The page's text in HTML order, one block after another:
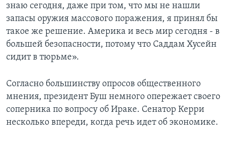
знаю сегодня, даже при том, что мы не нашли
запасы оружия массового поражения, я принял бы
такое же решение. Америка и весь мир сегодня - в
большей безопасности, потому что Саддам Хусейн
сидит в тюрьме».
Согласно большинству опросов общественного
мнения, президент Буш немного опережает своего
соперника по вопросу об Ираке. Сенатор Керри
несколько впереди, когда речь идет об экономике.